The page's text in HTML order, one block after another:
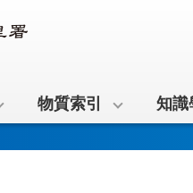
物質索引 知識